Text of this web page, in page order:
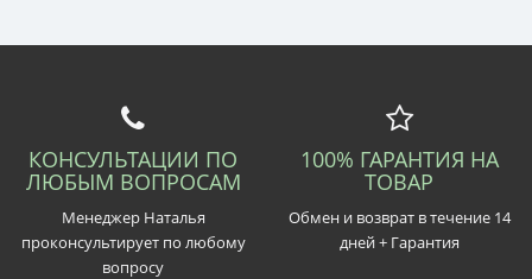
КОНСУЛЬТАЦИИ ПО
ЛЮБЫМ ВОПРОСАМ
Менеджер Наталья
проконсультирует по любому
вопросу
100% ГАРАНТИЯ НА
ТОВАР
Обмен и возврат в течение 14
дней + Гарантия